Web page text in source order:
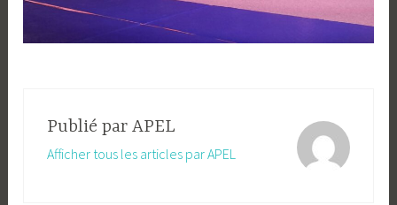
Publié par APEL
Afficher tous les articles par APEL